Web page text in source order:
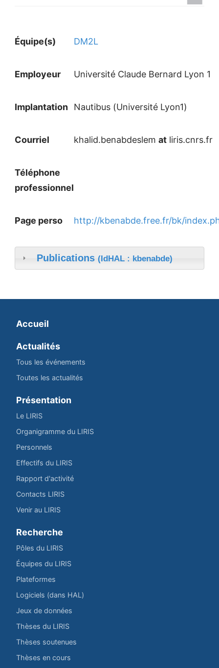
Équipe(s) DM2L
Employeur Université Claude Bernard Lyon 1
Implantation Nautibus (Université Lyon1)
Courriel khalid.benabdeslem at liris.cnrs.fr
Téléphone
professionnel
Page perso http://kbenabde.free.fr/bk/
Publications (IdHAL : kbenabde)
Accueil
Actualités
Tous les événements
Toutes les actualités
Présentation
Le LIRIS
Organigramme du LIRIS
Personnels
Effectifs du LIRIS
Rapport d'activité
Contacts LIRIS
Venir au LIRIS
Recherche
Pôles du LIRIS
Équipes du LIRIS
Plateformes
Logiciels (dans HAL)
Jeux de données
Thèses du LIRIS
Thèses soutenues
Thèses en cours